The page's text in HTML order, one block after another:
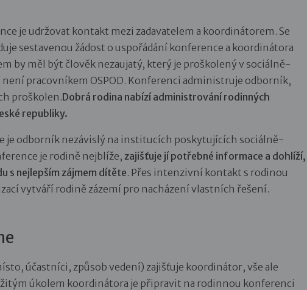
je udržovat kontakt mezi zadavatelem a koordinátorem. Se
sestavenou žádost o uspořádání konference a koordinátora
by měl být člověk nezaujatý, který je proškolený v sociálně-
pracovníkem OSPOD. Konferenci administruje odborník,
proškolen.Dobrá rodina nabízí administrování rodinných
republiky.
je odborník nezávislý na institucích poskytujících sociálně-
je rodině nejblíže, zajišťuje jí potřebné informace a dohlíží,
s nejlepším zájmem dítěte. Přes intenzivní kontakt s rodinou
vytváří rodině zázemí pro nacházení vlastních řešení.
účastníci, způsob vedení) zajišťuje koordinátor, vše ale
úkolem koordinátora je připravit na rodinnou konferenci